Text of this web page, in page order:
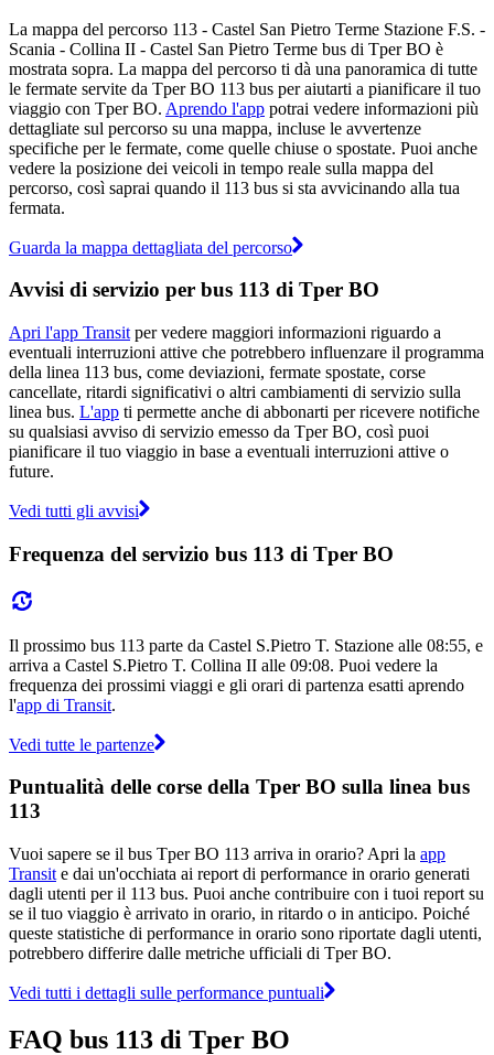
La mappa del percorso 113 - Castel San Pietro Terme Stazione F.S. -
Scania - Collina II - Castel San Pietro Terme bus di Tper BO è
mostrata sopra. La mappa del percorso ti dà una panoramica di tutte
le fermate servite da Tper BO 113 bus per aiutarti a pianificare il tuo
viaggio con Tper BO. Aprendo l'app potrai vedere informazioni più
dettagliate sul percorso su una mappa, incluse le avvertenze
specifiche per le fermate, come quelle chiuse o spostate. Puoi anche
vedere la posizione dei veicoli in tempo reale sulla mappa del
percorso, così saprai quando il 113 bus si sta avvicinando alla tua
fermata.
Guarda la mappa dettagliata del percorso
Avvisi di servizio per bus 113 di Tper BO
Apri l'app Transit per vedere maggiori informazioni riguardo a
eventuali interruzioni attive che potrebbero influenzare il programma
della linea 113 bus, come deviazioni, fermate spostate, corse
cancellate, ritardi significativi o altri cambiamenti di servizio sulla
linea bus. L'app ti permette anche di abbonarti per ricevere notifiche
su qualsiasi avviso di servizio emesso da Tper BO, così puoi
pianificare il tuo viaggio in base a eventuali interruzioni attive o
future.
Vedi tutti gli avvisi
Frequenza del servizio bus 113 di Tper BO
Il prossimo bus 113 parte da Castel S.Pietro T. Stazione alle 08:55, e
arriva a Castel S.Pietro T. Collina II alle 09:08. Puoi vedere la
frequenza dei prossimi viaggi e gli orari di partenza esatti aprendo
l'app di Transit.
Vedi tutte le partenze
Puntualità delle corse della Tper BO sulla linea bus
113
Vuoi sapere se il bus Tper BO 113 arriva in orario? Apri la app
Transit e dai un'occhiata ai report di performance in orario generati
dagli utenti per il 113 bus. Puoi anche contribuire con i tuoi report su
se il tuo viaggio è arrivato in orario, in ritardo o in anticipo. Poiché
queste statistiche di performance in orario sono riportate dagli utenti,
potrebbero differire dalle metriche ufficiali di Tper BO.
Vedi tutti i dettagli sulle performance puntuali
FAQ bus 113 di Tper BO